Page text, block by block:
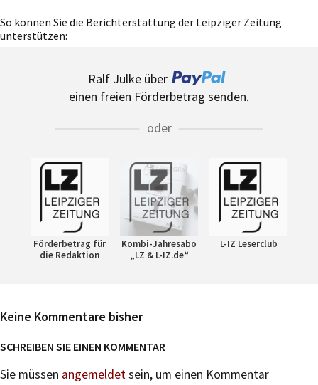
So können Sie die Berichterstattung der Leipziger Zeitung
unterstützen:
Ralf Julke über
einen freien Förderbetrag senden.
oder
Förderbetrag für
die Redaktion
Kombi-Jahresabo
„LZ & L-IZ.de“
L-IZ Leserclub
Keine Kommentare bisher
SCHREIBEN SIE EINEN KOMMENTAR
Sie müssen angemeldetsein, um einen Kommentar